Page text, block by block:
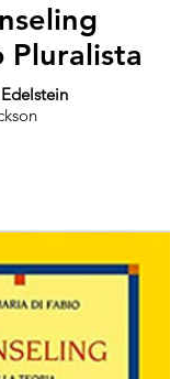
Pluralista